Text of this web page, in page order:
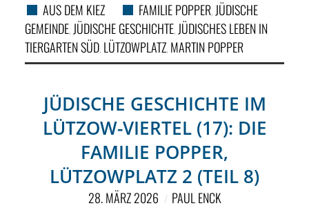
AUS DEM KIEZ FAMILIE POPPER,JÜDISCHE
GEMEINDE,JÜDISCHE GESCHICHTE,JÜDISCHES LEBEN IN
TIERGARTEN SÜD, LÜTZOWPLATZ, MARTIN POPPER
JÜDISCHE GESCHICHTE IM
LÜTZOW-VIERTEL (17): DIE
FAMILIE POPPER,
LÜTZOWPLATZ 2 (TEIL 8)
28. MÄRZ 2026 PAUL ENCK